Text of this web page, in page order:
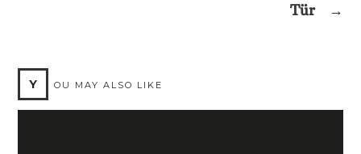
Tür
→
Y OU MAY ALSO LIKE